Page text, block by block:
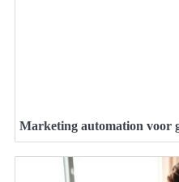
Marketing automation voor